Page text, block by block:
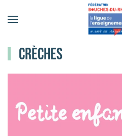
Accéder au contenu principal
Crèches